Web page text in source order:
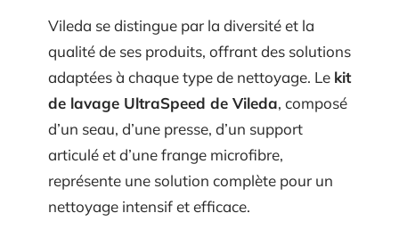
Vileda se distingue par la diversité et la
qualité de ses produits, offrant des solutions
adaptées à chaque type de nettoyage. Le kit
de lavage UltraSpeed de Vileda, composé
d’un seau, d’une presse, d’un support
articulé et d’une frange microfibre,
représente une solution complète pour un
nettoyage intensif et efficace.